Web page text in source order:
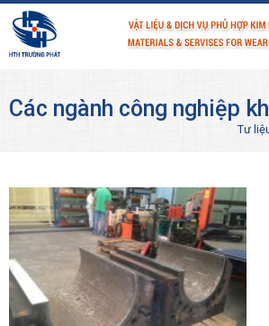
Các ngành công nghiệp
Tư